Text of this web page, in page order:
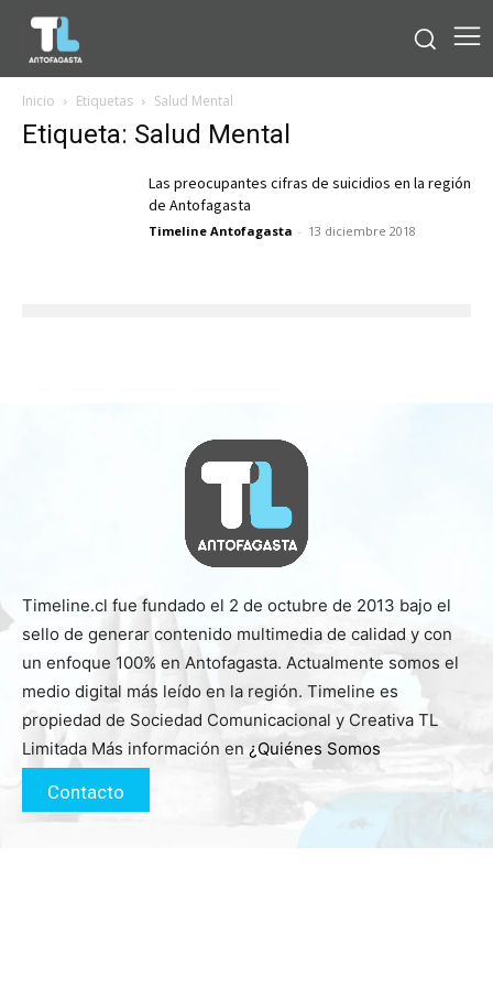
Inicio Etiquetas Salud Mental
Etiqueta: Salud Mental
Las preocupantes cifras de suicidios en la región
de Antofagasta
Timeline Antofagasta - 13 diciembre 2018
Timeline.cl fue fundado el 2 de octubre de 2013 bajo el
sello de generar contenido multimedia de calidad y con
un enfoque 100% en Antofagasta. Actualmente somos el
medio digital más leído en la región. Timeline es
propiedad de Sociedad Comunicacional y Creativa TL
Limitada Más información en ¿Quiénes Somos
Contacto